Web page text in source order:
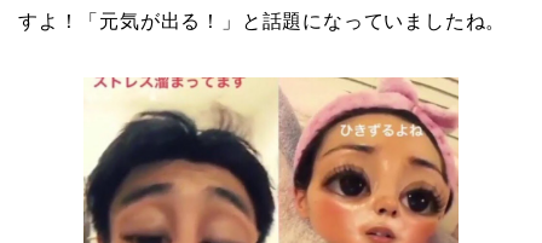
すよ！「元気が出る！」と話題になっていましたね。